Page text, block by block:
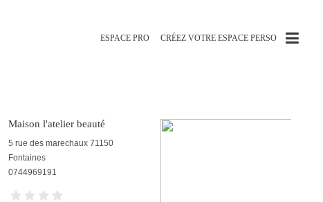
ESPACE PRO CRÉEZ VOTRE ESPACE PERSO
Maison l'atelier beauté
5 rue des marechaux 71150
Fontaines
0744969191